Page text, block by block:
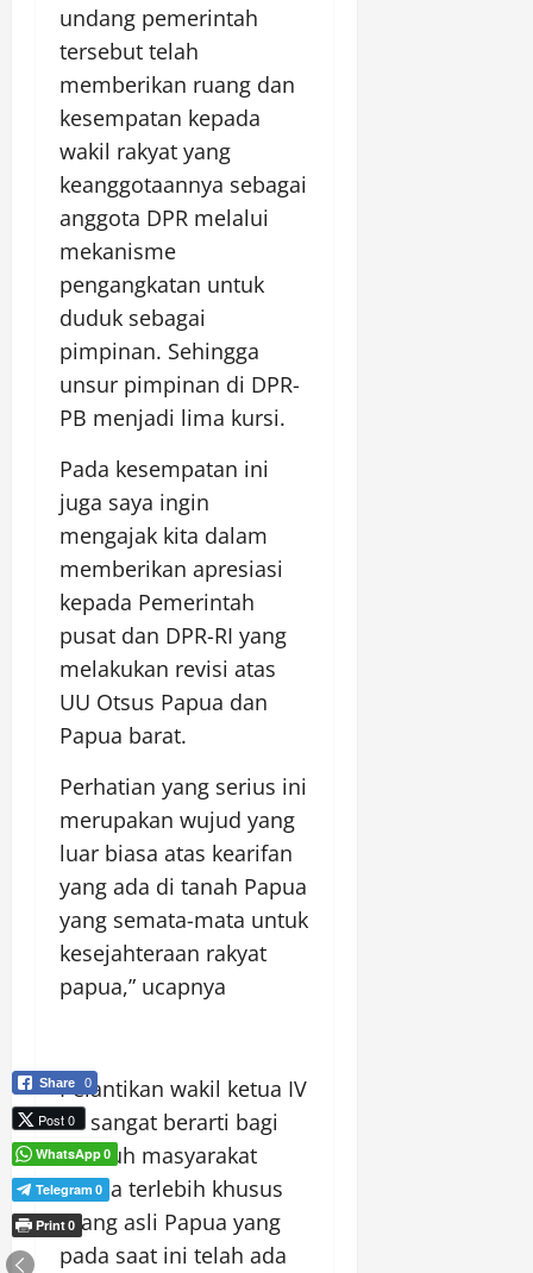
undang pemerintah
tersebut telah
memberikan ruang dan
kesempatan kepada
wakil rakyat yang
keanggotaannya sebagai
anggota DPR melalui
mekanisme
pengangkatan untuk
duduk sebagai
pimpinan. Sehingga
unsur pimpinan di DPR-
PB menjadi lima kursi.
Pada kesempatan ini
juga saya ingin
mengajak kita dalam
memberikan apresiasi
kepada Pemerintah
pusat dan DPR-RI yang
melakukan revisi atas
UU Otsus Papua dan
Papua barat.
Perhatian yang serius ini
merupakan wujud yang
luar biasa atas kearifan
yang ada di tanah Papua
yang semata-mata untuk
kesejahteraan rakyat
papua,” ucapnya
Pelantikan wakil ketua IV
ini sangat berarti bagi
seluruh masyarakat
Papua terlebih khusus
orang asli Papua yang
pada saat ini telah ada
Share 0
Post 0
WhatsApp0
Telegram 0
Print0